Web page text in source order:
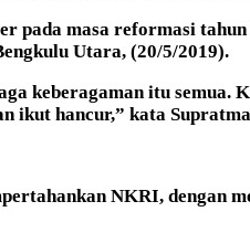
pada masa reformasi
Utara, (20/5/2019).
keberagaman itu
ikut hancur,” kata
NKRI, dengan